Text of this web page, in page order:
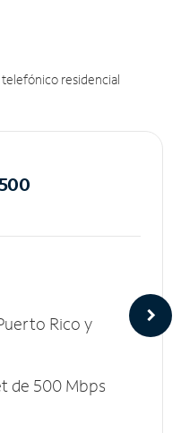
residencial
Rico y
de 500 Mbps